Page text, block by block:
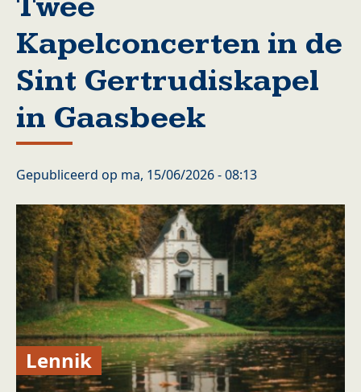
Kapelconcerten in de
Sint Gertrudiskapel
in Gaasbeek
Gepubliceerd op ma, 15/06/2026 - 08:13
Lennik